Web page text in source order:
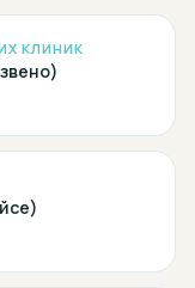
КЛИНИК